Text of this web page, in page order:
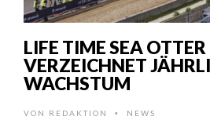
LIFE TIME SEA
VERZEICHNET
WACHSTUM
VON REDAKTION • NEWS